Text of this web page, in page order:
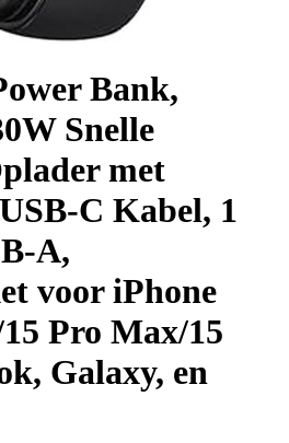
Bank,
Snelle
met
C Kabel, 1
A,
voor iPhone
Pro Max/15
Galaxy, en